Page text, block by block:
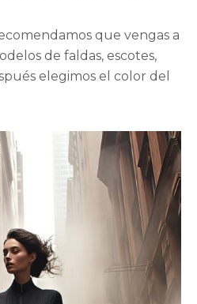
que vengas a
de faldas, escotes,
elegimos el color del